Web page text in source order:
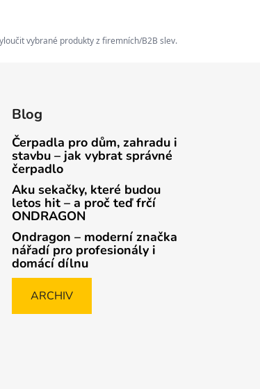
vybrané produkty z firemních/B2B slev.
Blog
Čerpadla pro dům, zahradu i
stavbu – jak vybrat správné
čerpadlo
Aku sekačky, které budou
letos hit – a proč teď frčí
ONDRAGON
Ondragon – moderní značka
nářadí pro profesionály i
domácí dílnu
ARCHIV